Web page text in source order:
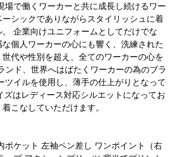
場で働くワーカーと共に成長し続けるワー
シックでありながらスタイリッシュに着
企業向けユニフォームとしてだけでな
個人ワーカーの心にも響く、洗練された
代や性別を超え、全てのワーカーの心を
ンド、世界へはばたくワーカーの為のブラ
ツイルを使用し、薄手の仕上がりとなって
はレディース対応シルエットになってお
こなしていただけます。
ポケット 左袖ペン差し ワンポイント（右